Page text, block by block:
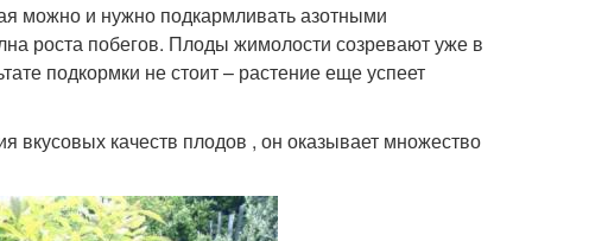
можно и нужно подкармливать азотными
роста побегов. Плоды жимолости созревают уже в
подкормки не стоит – растение еще успеет
качеств плодов , он оказывает множество